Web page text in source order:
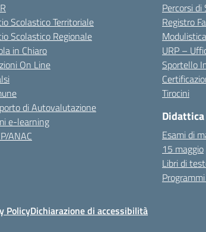
Scolastico Territoriale
Scolastico Regionale
in Chiaro
On Line
di Autovalutazione
e-learning
ANAC
Percorsi di
Registro
URP –
Sportello
Tirocini
Didattica
Esami di
15 maggio
Libri di
PolicyDichiarazione di accessibilità